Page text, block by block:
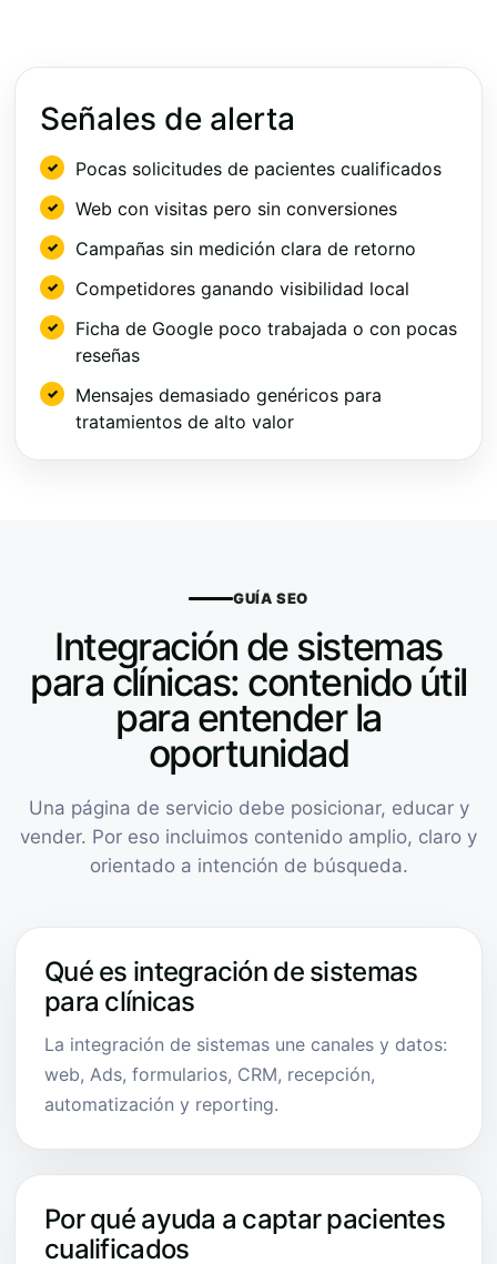
Señales de alerta
Pocas solicitudes de pacientes cualificados
Web con visitas pero sin conversiones
Campañas sin medición clara de retorno
Competidores ganando visibilidad local
Ficha de Google poco trabajada o con pocas
reseñas
Mensajes demasiado genéricos para
tratamientos de alto valor
GUÍA SEO
Integración de sistemas
para clínicas: contenido útil
para entender la
oportunidad
Una página de servicio debe posicionar, educar y
vender. Por eso incluimos contenido amplio, claro y
orientado a intención de búsqueda.
Qué es integración de sistemas
para clínicas
La integración de sistemas une canales y datos:
web, Ads, formularios, CRM, recepción,
automatización y reporting.
Por qué ayuda a captar pacientes
cualificados